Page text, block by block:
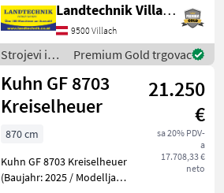
sklopivim bočnim
štitnicima, Weiste
trokutastom kvakom,
rasteretnim oprugama,
kardanskim vrati
Landtechnik Villach GmbH
9500 Villach
Strojevi i
oprema za
travu i
baliranje /
Claas
Premium Gold trgovac
Kuhn GF 8703
Kreiselheuer
21.250
€
sa 20% PDV-
a
17.708,33 €
neto
870 cm
Kuhn GF 8703 Kreiselheuer
(Baujahr: 2025 / Modelljahr: